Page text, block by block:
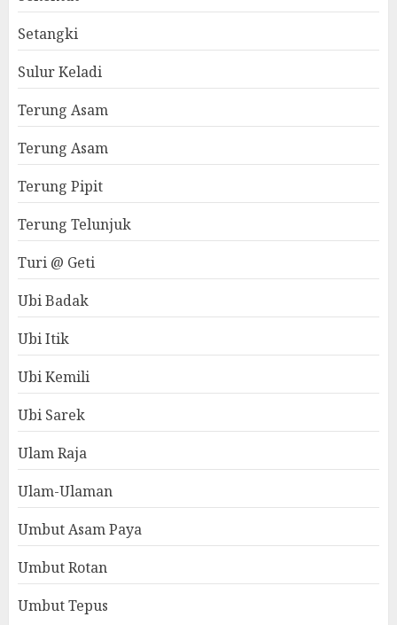
Setangki
Sulur Keladi
Terung Asam
Terung Asam
Terung Pipit
Terung Telunjuk
Turi @ Geti
Ubi Badak
Ubi Itik
Ubi Kemili
Ubi Sarek
Ulam Raja
Ulam-Ulaman
Umbut Asam Paya
Umbut Rotan
Umbut Tepus